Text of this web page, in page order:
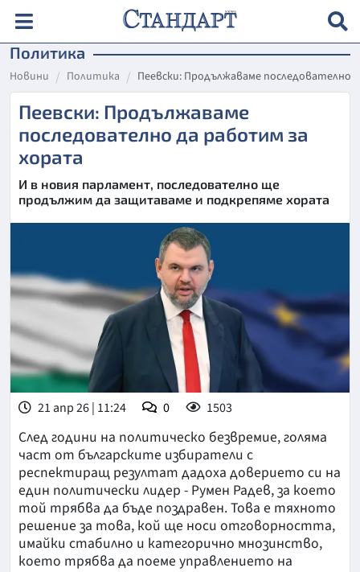
Политика
Новини Политика Пеевски: Продължаваме последователно
Пеевски: Продължаваме
последователно да работим за
хората
И в новия парламент, последователно ще
продължим да защитаваме и подкрепяме хората
21 апр 26 | 11:24 0 1503
След години на политическо безвремие, голяма
част от българските избиратели с
респектиращ резултат дадоха доверието си на
един политически лидер - Румен Радев, за което
той трябва да бъде поздравен. Това е тяхното
решение за това, кой ще носи отговорността,
имайки стабилно и категорично мнозинство,
което трябва да поеме управлението на